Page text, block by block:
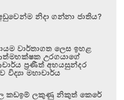
නිදා ගන්නා ජාතිය?
වාර්තාගත ලෙස ඉහළ
උරගයාගේ
ප්‍රණීත් අභයසුන්දර
විද්‍යා මහාචාර්ය
කඩඉම් ලකුණු නිකුත් කෙරේ